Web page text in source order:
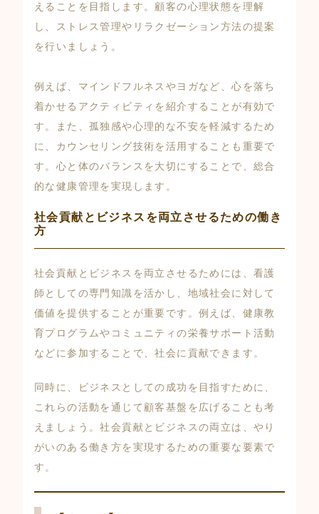
えることを目指します。顧客の心理状態を理解
し、ストレス管理やリラクゼーション方法の提案
を行いましょう。
例えば、マインドフルネスやヨガなど、心を落ち
着かせるアクティビティを紹介することが有効で
す。また、孤独感や心理的な不安を軽減するため
に、カウンセリング技術を活用することも重要で
す。心と体のバランスを大切にすることで、総合
的な健康管理を実現します。
社会貢献とビジネスを両立させるための働き
方
社会貢献とビジネスを両立させるためには、看護
師としての専門知識を活かし、地域社会に対して
価値を提供することが重要です。例えば、健康教
育プログラムやコミュニティの栄養サポート活動
などに参加することで、社会に貢献できます。
同時に、ビジネスとしての成功を目指すために、
これらの活動を通じて顧客基盤を広げることも考
えましょう。社会貢献とビジネスの両立は、やり
がいのある働き方を実現するための重要な要素で
す。